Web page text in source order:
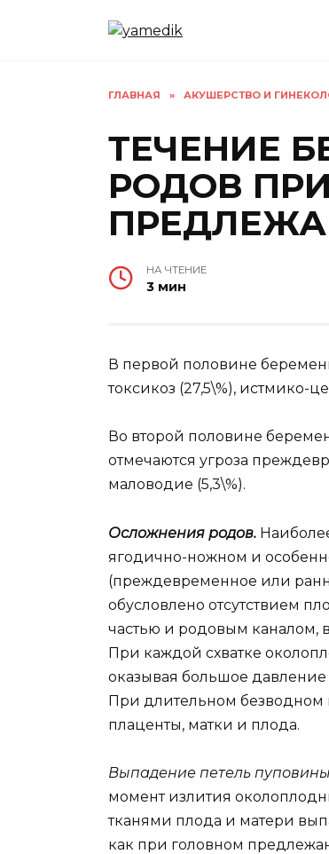
ГЛАВНАЯ » АКУШЕРСТВО И
ТЕЧЕНИЕ
РОДОВ
НА ЧТЕНИЕ
3 мин
В первой половине
токсикоз (27,5\%), истмико-
Во второй половине
отмечаются угроза
маловодие (5,3\%).
Осложнения родов.
ягодично-ножном и
(преждевременное или
обусловлено отсутствием
частью и родовым каналом,
При каждой схватке
оказывая большое давление
При длительном
плаценты, матки и плода.
Выпадение петель
момент излития
тканями плода и матери
как при головном